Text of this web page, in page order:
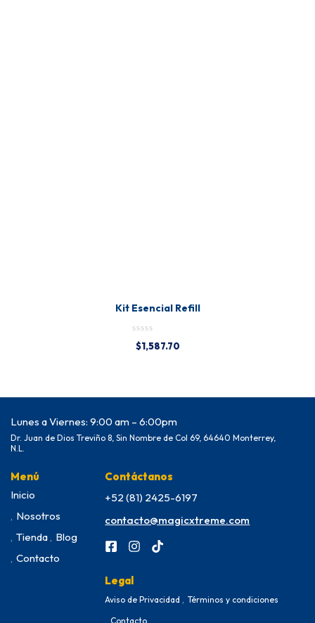
Kit Esencial Refill
$1,587.70
Lunes a Viernes: 9:00 am – 6:00pm
Dr. Juan de Dios Treviño 8, Sin Nombre de Col 69, 64640 Monterrey,
N.L.
Menú
Inicio
Nosotros
Tienda
Blog
Contacto
Contáctanos
+52 (81) 2425-6197
contacto@magicxtreme.com
Legal
Aviso de Privacidad
Términos y condiciones
Contacto